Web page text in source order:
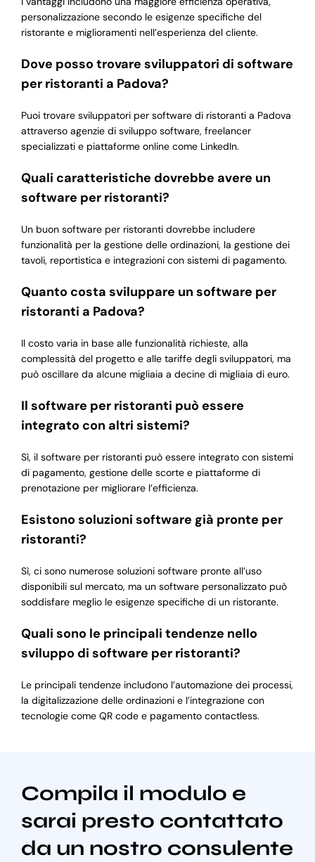
personalizzazione secondo le esigenze specifiche del
ristorante e miglioramenti nell’esperienza del cliente.
Dove posso trovare sviluppatori di software
per ristoranti a Padova?
Puoi trovare sviluppatori per software di ristoranti a Padova
attraverso agenzie di sviluppo software, freelancer
specializzati e piattaforme online come LinkedIn.
Quali caratteristiche dovrebbe avere un
software per ristoranti?
Un buon software per ristoranti dovrebbe includere
funzionalità per la gestione delle ordinazioni, la gestione dei
tavoli, reportistica e integrazioni con sistemi di pagamento.
Quanto costa sviluppare un software per
ristoranti a Padova?
Il costo varia in base alle funzionalità richieste, alla
complessità del progetto e alle tariffe degli sviluppatori, ma
può oscillare da alcune migliaia a decine di migliaia di euro.
Il software per ristoranti può essere
integrato con altri sistemi?
Sì, il software per ristoranti può essere integrato con sistemi
di pagamento, gestione delle scorte e piattaforme di
prenotazione per migliorare l’efficienza.
Esistono soluzioni software già pronte per
ristoranti?
Sì, ci sono numerose soluzioni software pronte all’uso
disponibili sul mercato, ma un software personalizzato può
soddisfare meglio le esigenze specifiche di un ristorante.
Quali sono le principali tendenze nello
sviluppo di software per ristoranti?
Le principali tendenze includono l’automazione dei processi,
la digitalizzazione delle ordinazioni e l’integrazione con
tecnologie come QR code e pagamento contactless.
Compila il modulo e
sarai presto contattato
da un nostro consulente